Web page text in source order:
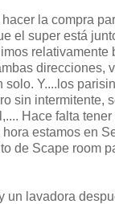
la compra
el super está
relativamente
direcciones,
solo. Y....los
sin intermitente,
Hace falta
estamos en
de Scape room
un lavadora